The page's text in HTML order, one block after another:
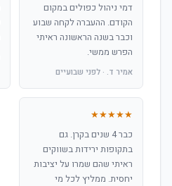
דמי ניהול כפולים במקום
הקודם. ההעברה לקחה שבוע
וכבר בשנה הראשונה ראיתי
הפרש ממשי.
אמיר ד. · לפני שבועיים
★★★★★
כבר 4 שנים בקרן. גם
בתקופות ירידות בשווקים
ראיתי שהם שמרו על יציבות
יחסית. ממליץ לכל מי